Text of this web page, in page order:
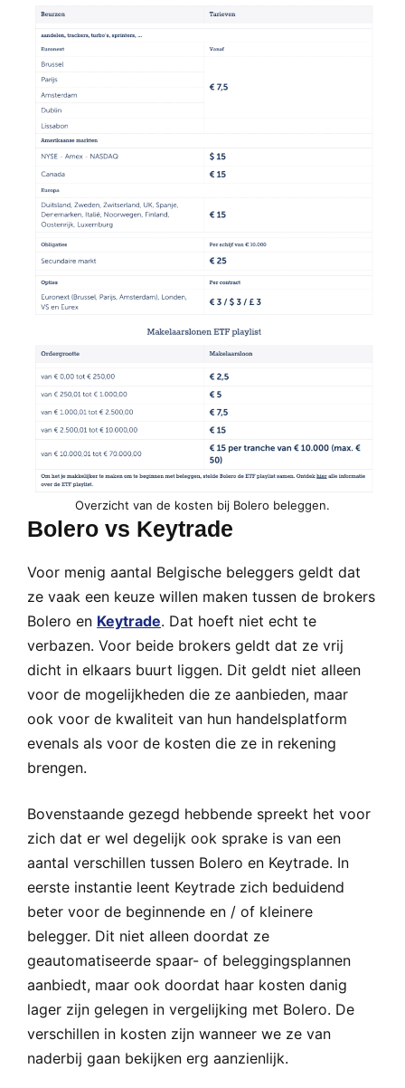
Overzicht van de kosten bij Bolero beleggen.
Bolero vs Keytrade
Voor menig aantal Belgische beleggers geldt dat
ze vaak een keuze willen maken tussen de brokers
Bolero en Keytrade. Dat hoeft niet echt te
verbazen. Voor beide brokers geldt dat ze vrij
dicht in elkaars buurt liggen. Dit geldt niet alleen
voor de mogelijkheden die ze aanbieden, maar
ook voor de kwaliteit van hun handelsplatform
evenals als voor de kosten die ze in rekening
brengen.
Bovenstaande gezegd hebbende spreekt het voor
zich dat er wel degelijk ook sprake is van een
aantal verschillen tussen Bolero en Keytrade. In
eerste instantie leent Keytrade zich beduidend
beter voor de beginnende en / of kleinere
belegger. Dit niet alleen doordat ze
geautomatiseerde spaar- of beleggingsplannen
aanbiedt, maar ook doordat haar kosten danig
lager zijn gelegen in vergelijking met Bolero. De
verschillen in kosten zijn wanneer we ze van
naderbij gaan bekijken erg aanzienlijk.